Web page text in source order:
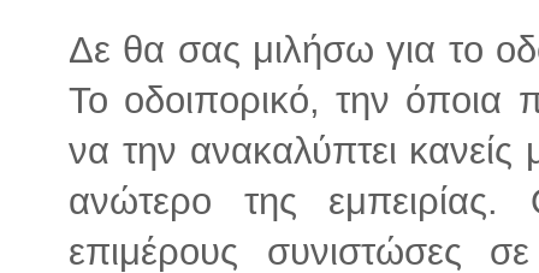
Δε θα σας μιλήσω για το
Το οδοιπορικό, την όποια
να την ανακαλύπτει
ανώτερο της
επιμέρους συνιστώσες